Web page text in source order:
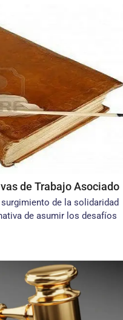
de Trabajo Asociado
de la solidaridad
de asumir los desafíos